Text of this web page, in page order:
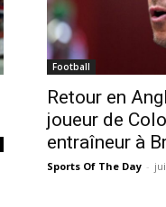
Football
Retour en
joueur de
entraîneur à
Sports Of The Day -